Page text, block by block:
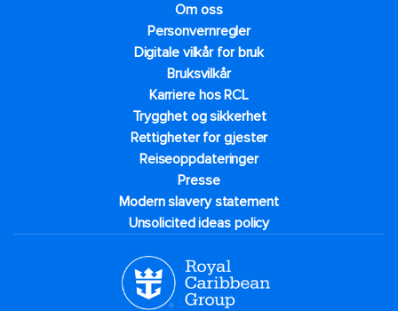
Om oss
Personvernregler
Digitale vilkår for bruk
Bruksvilkår
Karriere hos RCL
Trygghet og sikkerhet​
Rettigheter for gjester
Reiseoppdateringer
Presse
Modern slavery statement
Unsolicited ideas policy